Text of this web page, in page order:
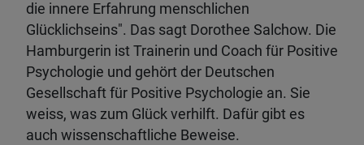
die innere Erfahrung menschlichen
Glücklichseins". Das sagt Dorothee Salchow. Die
Hamburgerin ist Trainerin und Coach für Positive
Psychologie und gehört der Deutschen
Gesellschaft für Positive Psychologie an. Sie
weiss, was zum Glück verhilft. Dafür gibt es
auch wissenschaftliche Beweise.